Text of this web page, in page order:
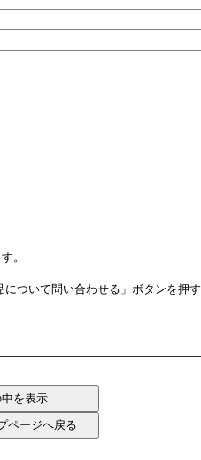
。
ついて問い合わせる」ボタンを押